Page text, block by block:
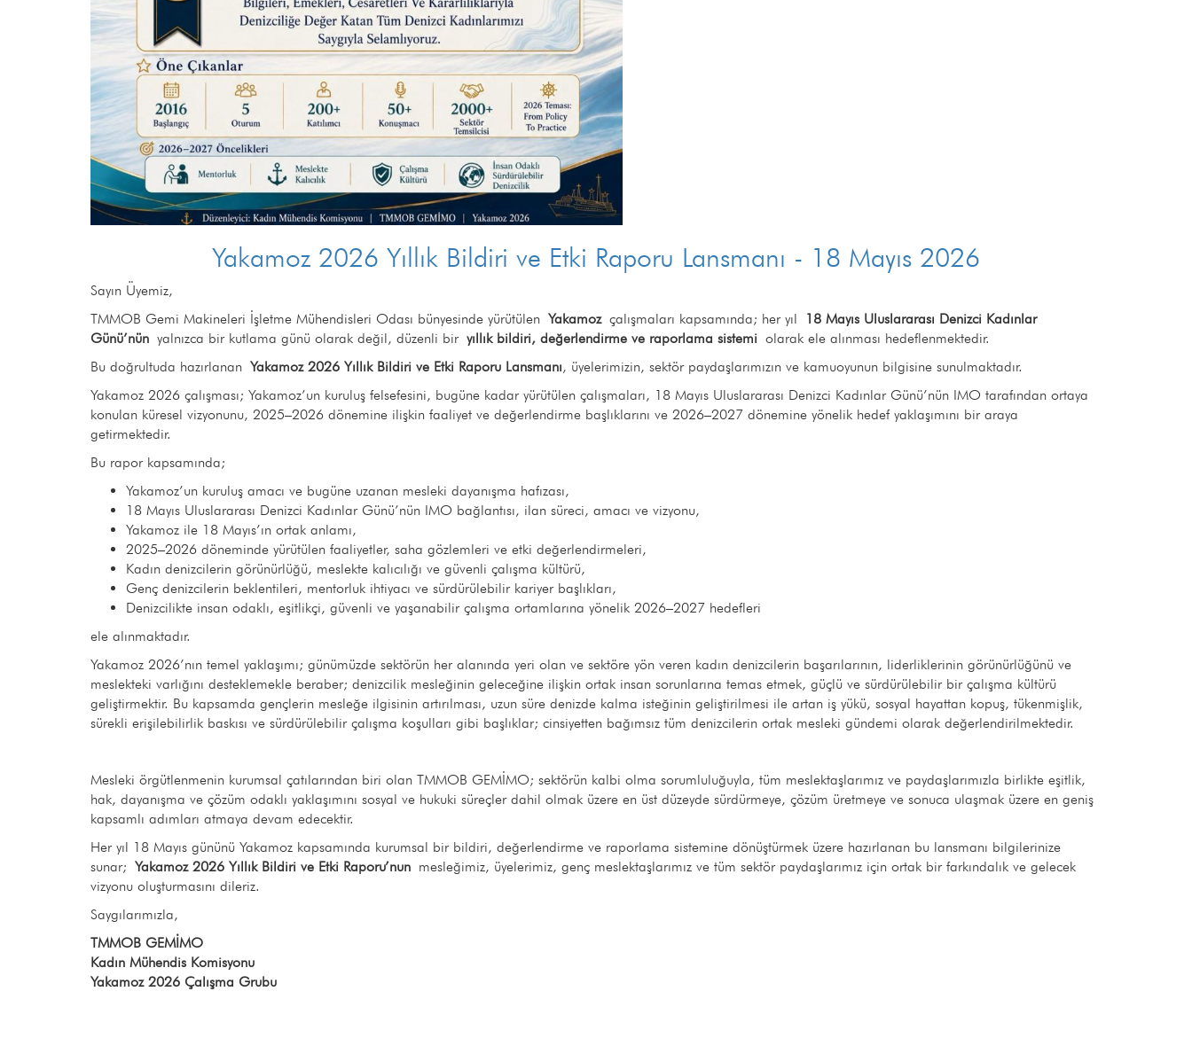
Yakamoz 2026 Yıllık Bildiri ve Etki Raporu Lansmanı - 18 Mayıs 2026
Sayın Üyemiz,
TMMOB Gemi Makineleri İşletme Mühendisleri Odası bünyesinde yürütülen Yakamozçalışmaları kapsamında; her yıl
18 Mayıs Uluslararası Denizci Kadınlar
Günü’nün yalnızca bir kutlama günü olarak değil, düzenli bir yıllık bildiri, değerlendirme ve raporlama sistemi olarak ele alınması hedeflenmektedir.
Bu doğrultuda hazırlanan Yakamoz 2026 Yıllık Bildiri ve Etki Raporu Lansmanı, üyelerimizin, sektör paydaşlarımızın ve kamuoyunun bilgisine sunulmaktadır.
Yakamoz 2026 çalışması; Yakamoz’un kuruluş felsefesini, bugüne kadar yürütülen çalışmaları, 18 Mayıs Uluslararası Denizci Kadınlar Günü’nün IMO tarafından ortaya
konulan küresel vizyonunu, 2025–2026 dönemine ilişkin faaliyet ve değerlendirme başlıklarını ve 2026–2027 dönemine yönelik hedef yaklaşımını bir araya
getirmektedir.
Bu rapor kapsamında;
Yakamoz’un kuruluş amacı ve bugüne uzanan mesleki dayanışma hafızası,
18 Mayıs Uluslararası Denizci Kadınlar Günü’nün IMO bağlantısı, ilan süreci, amacı ve vizyonu,
Yakamoz ile 18 Mayıs’ın ortak anlamı,
2025–2026 döneminde yürütülen faaliyetler, saha gözlemleri ve etki değerlendirmeleri,
Kadın denizcilerin görünürlüğü, meslekte kalıcılığı ve güvenli çalışma kültürü,
Genç denizcilerin beklentileri, mentorluk ihtiyacı ve sürdürülebilir kariyer başlıkları,
Denizcilikte insan odaklı, eşitlikçi, güvenli ve yaşanabilir çalışma ortamlarına yönelik 2026–2027 hedefleri
ele alınmaktadır.
Yakamoz 2026’nın temel yaklaşımı; günümüzde sektörün her alanında yeri olan ve sektöre yön veren kadın denizcilerin başarılarının, liderliklerinin görünürlüğünü ve
meslekteki varlığını desteklemekle beraber; denizcilik mesleğinin geleceğine ilişkin ortak insan sorunlarına temas etmek, güçlü ve sürdürülebilir bir çalışma kültürü
geliştirmektir. Bu kapsamda gençlerin mesleğe ilgisinin artırılması, uzun süre denizde kalma isteğinin geliştirilmesi ile artan iş yükü, sosyal hayattan kopuş, tükenmişlik,
sürekli erişilebilirlik baskısı ve sürdürülebilir çalışma koşulları gibi başlıklar; cinsiyetten bağımsız tüm denizcilerin ortak mesleki gündemi olarak değerlendirilmektedir.
Mesleki örgütlenmenin kurumsal çatılarından biri olan TMMOB GEMİMO; sektörün kalbi olma sorumluluğuyla, tüm meslektaşlarımız ve paydaşlarımızla birlikte eşitlik,
hak, dayanışma ve çözüm odaklı yaklaşımını sosyal ve hukuki süreçler dahil olmak üzere en üst düzeyde sürdürmeye, çözüm üretmeye ve sonuca ulaşmak üzere en geniş
kapsamlı adımları atmaya devam edecektir.
Her yıl 18 Mayıs gününü Yakamoz kapsamında kurumsal bir bildiri, değerlendirme ve raporlama sistemine dönüştürmek üzere hazırlanan bu lansmanı bilgilerinize
sunar; Yakamoz 2026 Yıllık Bildiri ve Etki Raporu’nun mesleğimiz, üyelerimiz, genç meslektaşlarımız ve tüm sektör paydaşlarımız için ortak bir farkındalık ve gelecek
vizyonu oluşturmasını dileriz.
Saygılarımızla,
TMMOB GEMİMO
Kadın Mühendis Komisyonu
Yakamoz 2026 Çalışma Grubu